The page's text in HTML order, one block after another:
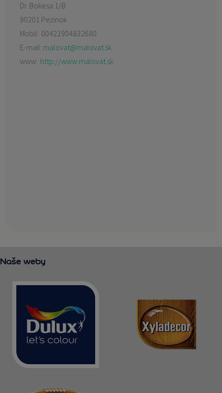
Dr. Bokesa 1/B
90201 Pezinok
Mobil: 00421904832680
E-mail: malovat@malovat.sk
www: http://www.malovat.sk
Naše weby